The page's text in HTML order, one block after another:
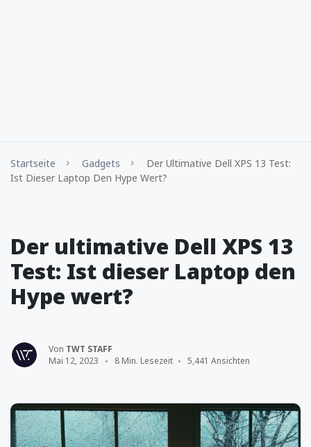
Startseite Gadgets
Der Ultimative Dell XPS 13 Test:
Ist Dieser Laptop Den Hype Wert?
Der ultimative Dell XPS 13
Test: Ist dieser Laptop den
Hype wert?
Von TWT STAFF
Mai 12, 2023
8 Min. Lesezeit 5,441 Ansichten